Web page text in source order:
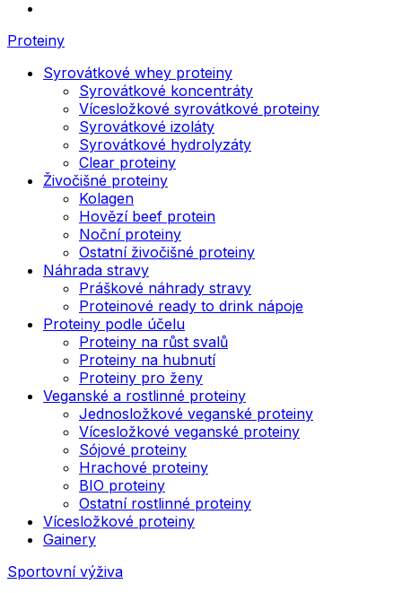
Proteiny
Syrovátkové whey proteiny
Syrovátkové koncentráty
Vícesložkové syrovátkové proteiny
Syrovátkové izoláty
Syrovátkové hydrolyzáty
Clear proteiny
Živočišné proteiny
Kolagen
Hovězí beef protein
Noční proteiny
Ostatní živočišné proteiny
Náhrada stravy
Práškové náhrady stravy
Proteinové ready to drink nápoje
Proteiny podle účelu
Proteiny na růst svalů
Proteiny na hubnutí
Proteiny pro ženy
Veganské a rostlinné proteiny
Jednosložkové veganské proteiny
Vícesložkové veganské proteiny
Sójové proteiny
Hrachové proteiny
BIO proteiny
Ostatní rostlinné proteiny
Vícesložkové proteiny
Gainery
Sportovní výživa